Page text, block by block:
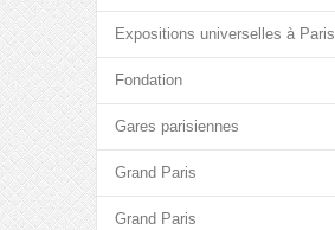
Expositions universelles à Paris
Fondation
Gares parisiennes
Grand Paris
Grand Paris